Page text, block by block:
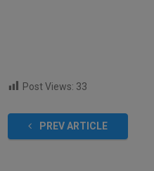
Post Views: 33
PREV ARTICLE